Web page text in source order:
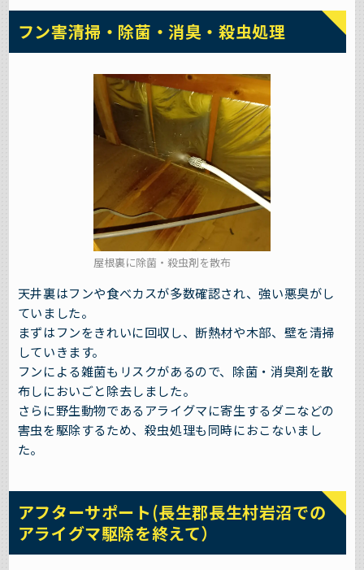
フン害清掃・除菌・消臭・殺虫処理
屋根裏に除菌・殺虫剤を散布
天井裏はフンや食べカスが多数確認され、強い悪臭がし
ていました。
まずはフンをきれいに回収し、断熱材や木部、壁を清掃
していきます。
フンによる雑菌もリスクがあるので、除菌・消臭剤を散
布しにおいごと除去しました。
さらに野生動物であるアライグマに寄生するダニなどの
害虫を駆除するため、殺虫処理も同時におこないまし
た。
アフターサポート(長生郡長生村岩沼での
アライグマ駆除を終えて）